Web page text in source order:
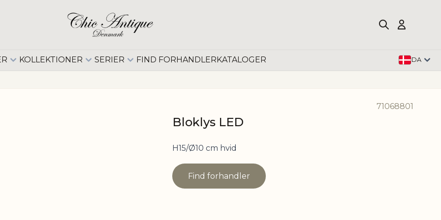
KOLLEKTIONER SERIER FIND FORHANDLERKATALOGER DA
71068801
Bloklys LED
H15/Ø10 cm hvid
Find forhandler